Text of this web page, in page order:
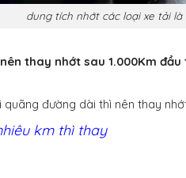
dung tích nhớt các loại xe tải là
thay nhớt sau 1.000Km đầu
đường dài thì nên thay
km thì thay